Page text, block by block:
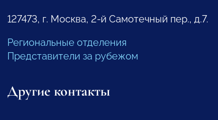
127473, г. Москва, 2-й Самотечный пер., д.7.
Региональные отделения
Представители за рубежом
Другие контакты